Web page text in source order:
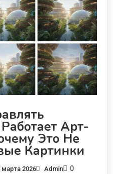
Арт-
Это Не
Картинки
марта 2026 Admin 0